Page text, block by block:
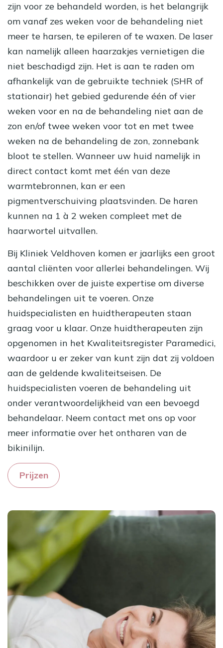
zijn voor ze behandeld worden, is het belangrijk
om vanaf zes weken voor de behandeling niet
meer te harsen, te epileren of te waxen. De laser
kan namelijk alleen haarzakjes vernietigen die
niet beschadigd zijn. Het is aan te raden om
afhankelijk van de gebruikte techniek (SHR of
stationair) het gebied gedurende één of vier
weken voor en na de behandeling niet aan de
zon en/of twee weken voor tot en met twee
weken na de behandeling de zon, zonnebank
bloot te stellen. Wanneer uw huid namelijk in
direct contact komt met één van deze
warmtebronnen, kan er een
pigmentverschuiving plaatsvinden. De haren
kunnen na 1 à 2 weken compleet met de
haarwortel uitvallen.
Bij Kliniek Veldhoven komen er jaarlijks een groot
aantal cliënten voor allerlei behandelingen. Wij
beschikken over de juiste expertise om diverse
behandelingen uit te voeren. Onze
huidspecialisten en huidtherapeuten staan
graag voor u klaar. Onze huidtherapeuten zijn
opgenomen in het Kwaliteitsregister Paramedici,
waardoor u er zeker van kunt zijn dat zij voldoen
aan de geldende kwaliteitseisen. De
huidspecialisten voeren de behandeling uit
onder verantwoordelijkheid van een bevoegd
behandelaar. Neem contact met ons op voor
meer informatie over het ontharen van de
bikinilijn.
Prijzen